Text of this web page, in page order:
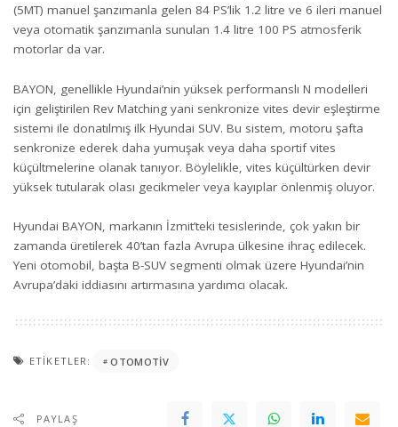
(5MT) manuel şanzımanla gelen 84 PS’lik 1.2 litre ve 6 ileri manuel
veya otomatik şanzımanla sunulan 1.4 litre 100 PS atmosferik
motorlar da var.
BAYON, genellikle Hyundai’nin yüksek performanslı N modelleri
için geliştirilen Rev Matching yani senkronize vites devir eşleştirme
sistemi ile donatılmış ilk Hyundai SUV. Bu sistem, motoru şafta
senkronize ederek daha yumuşak veya daha sportif vites
küçültmelerine olanak tanıyor. Böylelikle, vites küçültürken devir
yüksek tutularak olası gecikmeler veya kayıplar önlenmiş oluyor.
Hyundai BAYON, markanın İzmit’teki tesislerinde, çok yakın bir
zamanda üretilerek 40’tan fazla Avrupa ülkesine ihraç edilecek.
Yeni otomobil, başta B-SUV segmenti olmak üzere Hyundai’nin
Avrupa’daki iddiasını artırmasına yardımcı olacak.
ETIKETLER: OTOMOTIV
PAYLAŞ